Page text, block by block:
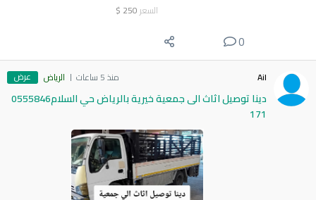
السعر 250
$
0
Ail منذ 5 ساعات الرياض عرض
دينا توصيل اثاث الى جمعية خيرية بالرياض حي السلام0555846
171